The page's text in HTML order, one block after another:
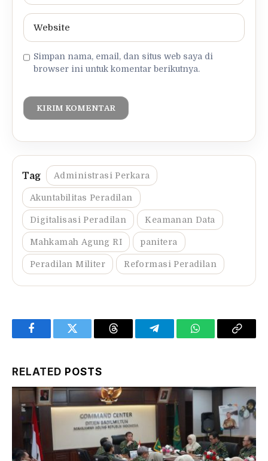
Simpan nama, email, dan situs web saya di
browser ini untuk komentar berikutnya.
Administrasi Perkara
Akuntabilitas Peradilan
Digitalisasi Peradilan Keamanan Data
Mahkamah Agung RI panitera
Peradilan Militer Reformasi Peradilan
FacebookTwitter Threads TelegramWhatsAppCopy
RELATED POSTS